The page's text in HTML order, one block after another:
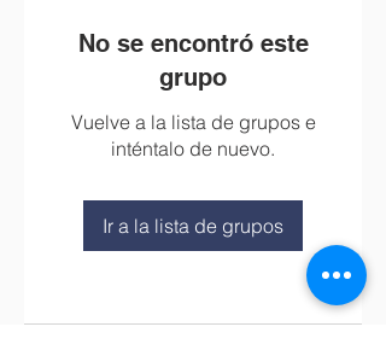
No se encontró este
grupo
Vuelve a la lista de grupos e
inténtalo de nuevo.
Ir a la lista de grupos